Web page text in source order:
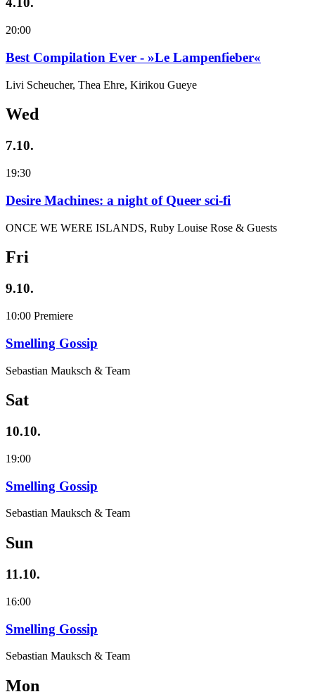
20:00
Best Compilation Ever - »Le Lampenfieber«
Livi Scheucher, Thea Ehre, Kirikou Gueye
Wed
7.10.
19:30
Desire Machines: a night of Queer sci-fi
ONCE WE WERE ISLANDS, Ruby Louise Rose & Guests
Fri
9.10.
10:00 Premiere
Smelling Gossip
Sebastian Mauksch & Team
Sat
10.10.
19:00
Smelling Gossip
Sebastian Mauksch & Team
Sun
11.10.
16:00
Smelling Gossip
Sebastian Mauksch & Team
Mon